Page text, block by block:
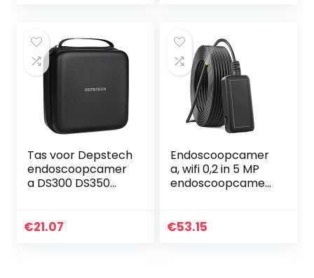
2,4 inch…
Tas voor Depstech
endoscoopcamer
a DS300 DS350
inspectiecamera,
€21.07
Endoscoopcamer
a, wifi 0,2 in 5 MP
endoscoopcamer
industriële
€53.15